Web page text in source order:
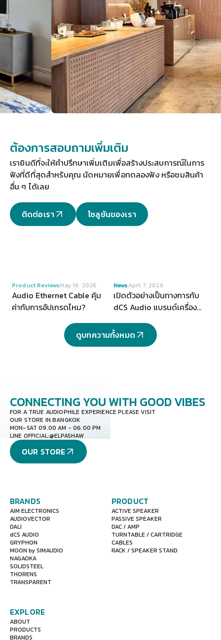
ต้องการสอบถามเพิ่มเติม
เรายินดีที่จะให้คำปรึกษาเพิ่มเติมเพื่อสร้างประสบการณ์ในการ
ฟังที่ดีที่สุดสำหรับคุณ นัดหมายเพื่อทดลองฟัง หรือชมสินค้า
อื่น ๆ ได้เลย
ติดต่อเรา โซลูชันของเรา
VIEW
Product ReviewsMay 19, 2026
Audio Ethernet Cable คุ้ม
ค่ากับการอัปเกรดไหม?
VIEW
NewsApril 7, 2026
เปิดตัวอย่างเป็นทางการกับ
dCS Audio แบรนด์เครื่อง
ราชอาณาจักร
ดูบทความทั้งหมด
CONNECTING YOU WITH GOOD VIBES
FOR A TRUE AUDIOPHILE EXPERIENCE PLEASE VISIT
OUR STORE IN BANGKOK
MON-SAT 09.00 AM - 06.00 PM
LINE OFFICIAL:@ELPASHAW
OUR STORE
BRANDS
AIM ELECTRONICS
AUDIOVECTOR
DALI
dCS AUDIO
GRYPHON
MOON by SIMAUDIO
NAGAOKA
SOLIDSTEEL
THORENS
TRANSPARENT
PRODUCT
ACTIVE SPEAKER
PASSIVE SPEAKER
DAC / AMP
TURNTABLE / CARTRIDGE
CABLES
RACK / SPEAKER STAND
EXPLORE
ABOUT
PRODUCTS
BRANDS